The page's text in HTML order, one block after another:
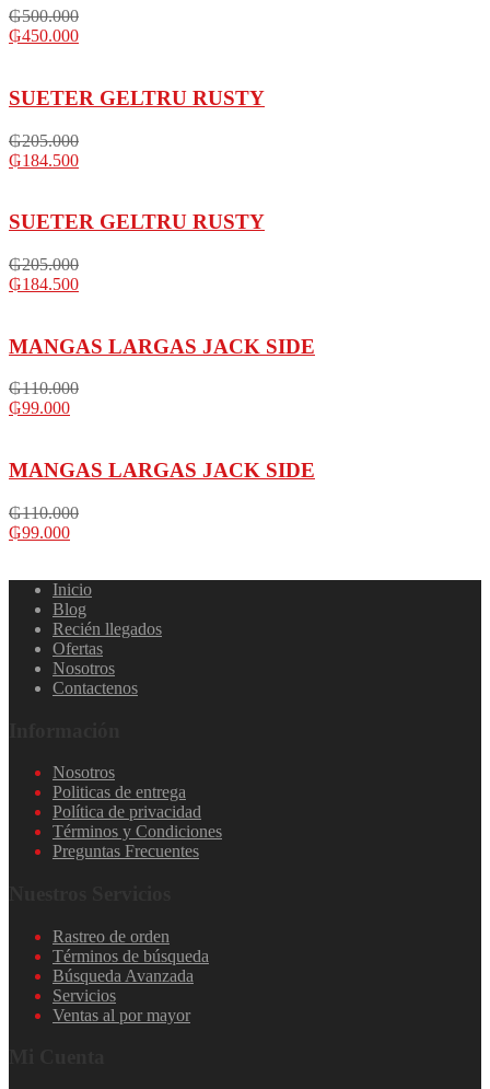
₲500.000
₲450.000
SUETER GELTRU RUSTY
₲205.000
₲184.500
SUETER GELTRU RUSTY
₲205.000
₲184.500
MANGAS LARGAS JACK SIDE
₲110.000
₲99.000
MANGAS LARGAS JACK SIDE
₲110.000
₲99.000
Inicio
Blog
Recién llegados
Ofertas
Nosotros
Contactenos
Nosotros
Politicas de entrega
Política de privacidad
Términos y Condiciones
Preguntas Frecuentes
Rastreo de orden
Términos de búsqueda
Búsqueda Avanzada
Servicios
Ventas al por mayor